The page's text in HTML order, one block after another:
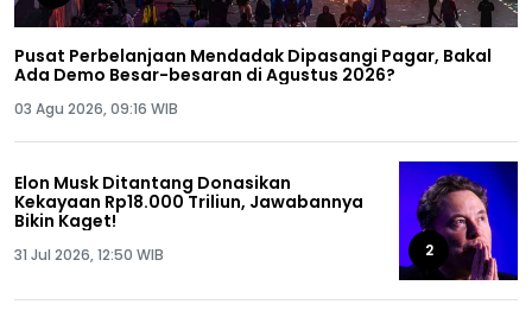
Pusat Perbelanjaan Mendadak Dipasangi Pagar, Bakal
Ada Demo Besar-besaran di Agustus 2026?
03 Agu 2026, 09:16 WIB
Elon Musk Ditantang Donasikan
Kekayaan Rp18.000 Triliun, Jawabannya
Bikin Kaget!
31 Jul 2026, 12:50 WIB 2